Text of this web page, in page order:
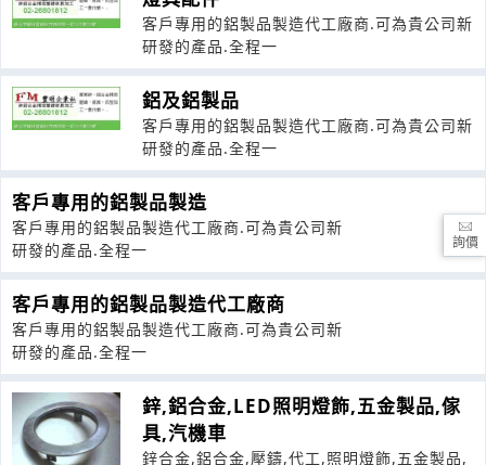
客戶專用的鋁製品製造代工廠商.可為貴公司新
研發的產品.全程一
鋁及鋁製品
客戶專用的鋁製品製造代工廠商.可為貴公司新
研發的產品.全程一
客戶專用的鋁製品製造
客戶專用的鋁製品製造代工廠商.可為貴公司新
研發的產品.全程一
客戶專用的鋁製品製造代工廠商
客戶專用的鋁製品製造代工廠商.可為貴公司新
研發的產品.全程一
鋅,鋁合金,LED照明燈飾,五金製品,傢
具,汽機車
鋅合金,鋁合金,壓鑄,代工,照明燈飾,五金製品,
詢價